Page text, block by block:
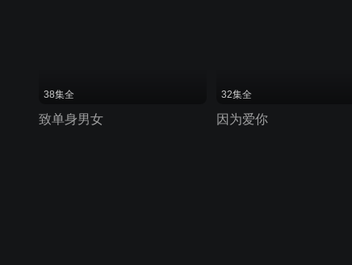
38集全
致单身男女
32集全
因为爱你